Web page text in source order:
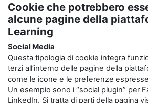
Cookie che potrebbero
alcune pagine della
Learning
Social Media
Questa tipologia di cookie integra
terzi all’interno delle pagine della
come le icone e le preferenze
Un esempio sono i “social plugin” per
LinkedIn. Si tratta di parti della pagina